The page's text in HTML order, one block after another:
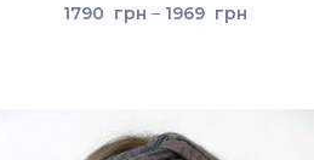
1790 грн – 1969 грн